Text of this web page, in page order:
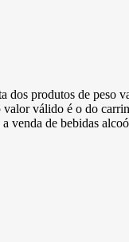
dos produtos de peso
válido é o do
venda de bebidas